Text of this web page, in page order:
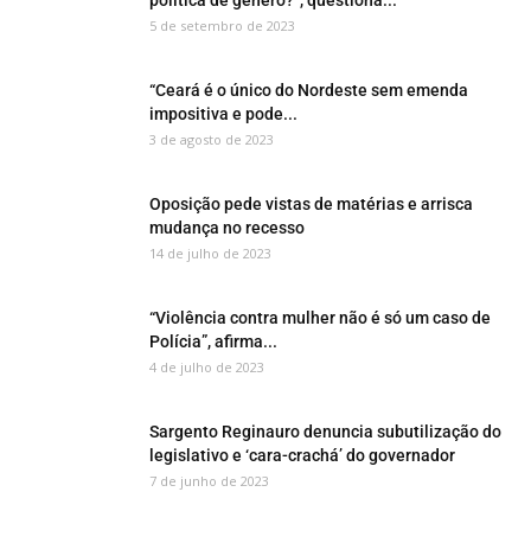
5 de setembro de 2023
“Ceará é o único do Nordeste sem emenda
impositiva e pode...
3 de agosto de 2023
Oposição pede vistas de matérias e arrisca
mudança no recesso
14 de julho de 2023
“Violência contra mulher não é só um caso de
Polícia”, afirma...
4 de julho de 2023
Sargento Reginauro denuncia subutilização do
legislativo e ‘cara-crachá’ do governador
7 de junho de 2023